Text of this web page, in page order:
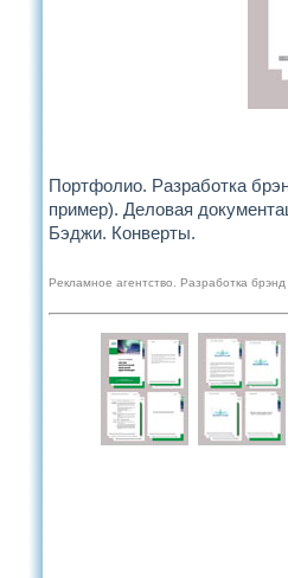
Портфолио. Разработка
пример). Деловая
Бэджи. Конверты.
Рекламное агентство. Разработка